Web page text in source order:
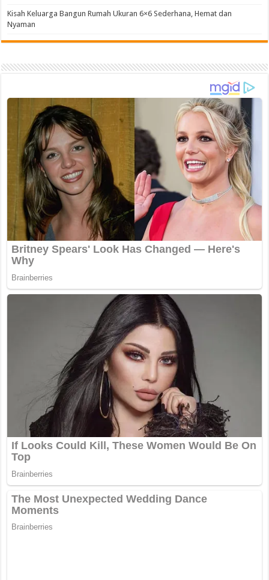
Kisah Keluarga Bangun Rumah Ukuran 6×6 Sederhana, Hemat dan
Nyaman